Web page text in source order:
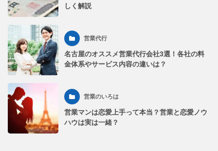
しく解説
営業代行
名古屋のオススメ営業代行会社3選！各社の料
金体系やサービス内容の違いは？
営業のいろは
営業マンは恋愛上手って本当？営業と恋愛ノウ
ハウは実は一緒？